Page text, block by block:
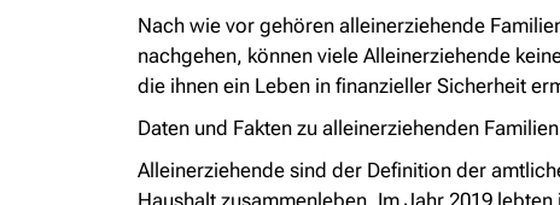
Nach wie vor gehören alleinerziehende
nachgehen, können viele Alleinerziehende
die ihnen ein Leben in finanzieller Sicherheit
Daten und Fakten zu alleinerziehenden Familien
Alleinerziehende sind der Definition der
Haushalt zusammenleben. Im Jahr 2019